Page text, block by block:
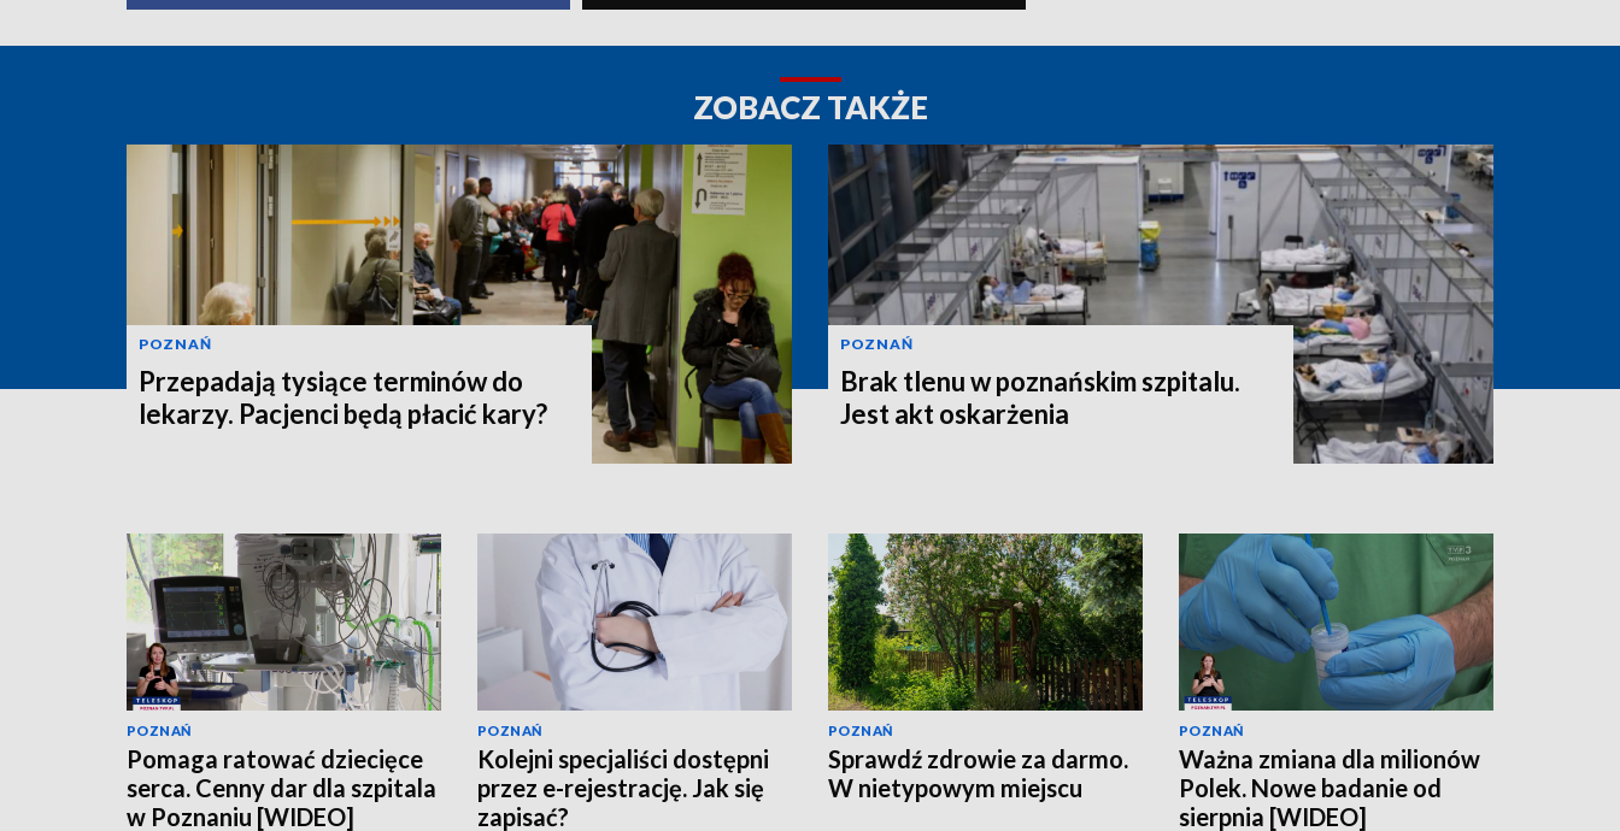
ZOBACZ TAKŻE
POZNAŃ
Przepadają tysiące terminów do
lekarzy. Pacjenci będą płacić kary?
POZNAŃ
Brak tlenu w poznańskim szpitalu.
Jest akt oskarżenia
POZNAŃ
Pomaga ratować dziecięce
serca. Cenny dar dla szpitala
w Poznaniu [WIDEO]
POZNAŃ
Kolejni specjaliści dostępni
przez e-rejestrację. Jak się
zapisać?
POZNAŃ
Sprawdź zdrowie za darmo.
W nietypowym miejscu
POZNAŃ
Ważna zmiana dla milionów
Polek. Nowe badanie od
sierpnia [WIDEO]